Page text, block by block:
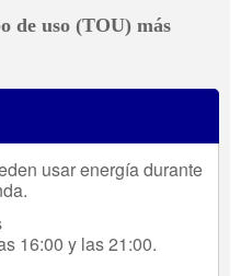
de uso (TOU) más
usar energía durante
16:00 y las 21:00.